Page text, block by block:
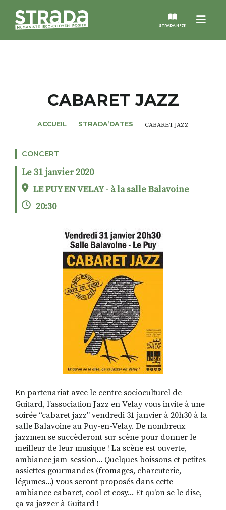
Menu
STRADA N°73
MAGAZINES
NOS THÈMES
STRADA’DATES
ALTER STRADA
ROSÉE DE MAI
RECHERCHER
S'ABONNER
S'INSCRIRE À LA NEWSLETTER
FACEBOOKINSTAGRAM
LINKEDIN
CABARET JAZZ
ACCUEIL STRADA’DATES CABARET JAZZ
CONCERT
Le 31 janvier 2020
LE PUY EN VELAY - à la salle Balavoine
20:30
En partenariat avec le centre socioculturel de
Guitard, l’association Jazz en Velay vous invite à une
soirée “cabaret jazz" vendredi 31 janvier à 20h30 à la
salle Balavoine au Puy-en-Velay. De nombreux
jazzmen se succèderont sur scène pour donner le
meilleur de leur musique ! La scène est ouverte,
ambiance jam-session... Quelques boissons et petites
assiettes gourmandes (fromages, charcuterie,
légumes...) vous seront proposés dans cette
ambiance cabaret, cool et cosy... Et qu'on se le dise,
ça va jazzer à Guitard !